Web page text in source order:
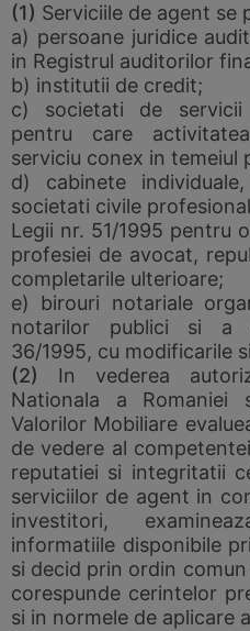
(1) Serviciile de agent se
a) persoane juridice
in Registrul auditorilor
b) institutii de credit;
c) societati de
pentru care
serviciu conex in temeiul
d) cabinete
societati civile
Legii nr. 51/1995 pentru
profesiei de avocat,
completarile ulterioare;
e) birouri notariale
notarilor publici si a
36/1995, cu modificarile
(2) In vederea
Nationala a Romaniei
Valorilor Mobiliare
de vedere al
reputatiei si integritatii
serviciilor de agent in
investitori,
informatiile disponibile
si decid prin ordin
corespunde cerintelor
si in normele de aplicare